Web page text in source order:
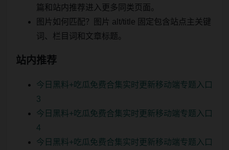
篇和站内推荐进入更多同类页面。
图片如何匹配？图片 alt/title 固定包含站点主关键
词、栏目词和文章标题。
站内推荐
今日黑料+吃瓜免费合集实时更新移动端专题入口
3
今日黑料+吃瓜免费合集实时更新移动端专题入口
4
今日黑料+吃瓜免费合集实时更新移动端专题入口